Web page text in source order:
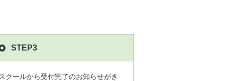
STEP3
クールから受付完了のお知らせがき